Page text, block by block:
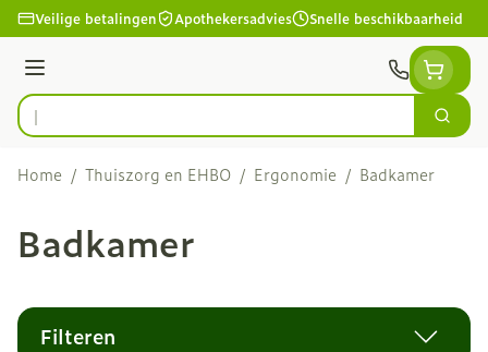
Ga naar de inhoud
Veilige betalingen Apothekersadvies Snelle beschikbaarheid
Menu
Product, merk, categorie...
Zoek
Home / Thuiszorg en EHBO / Ergonomie / Badkamer
Badkamer
Filteren